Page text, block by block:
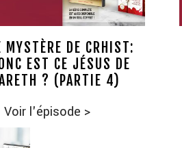
MYSTÈRE DE CRHIST:
EST CE JÉSUS DE
? (PARTIE 4)
Voir l'épisode >